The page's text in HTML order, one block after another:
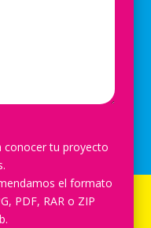
conocer tu proyecto
el formato
PDF, RAR o ZIP